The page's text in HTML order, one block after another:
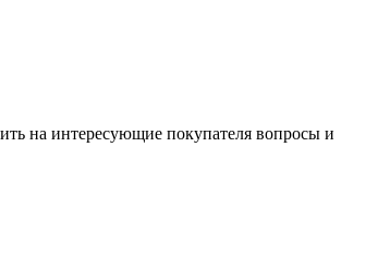
на интересующие покупателя вопросы и